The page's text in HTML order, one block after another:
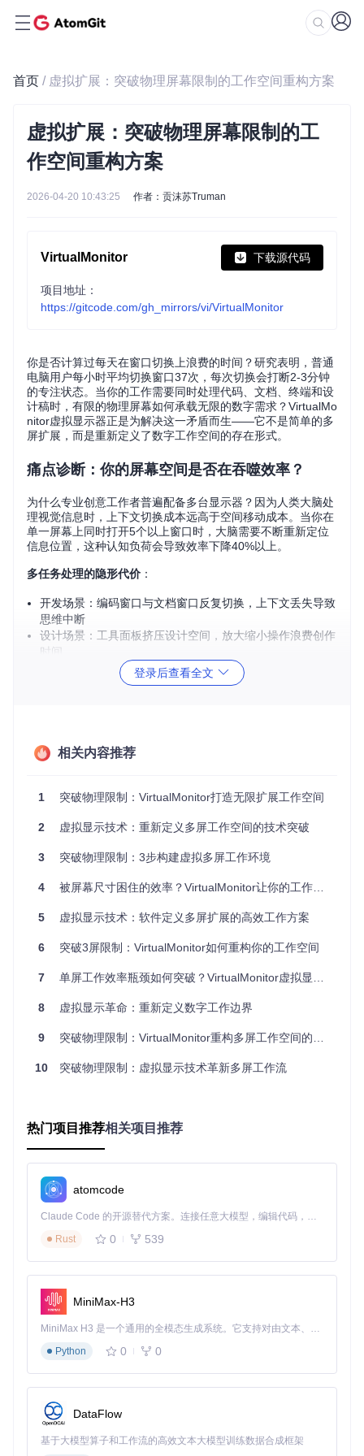
首页 / 虚拟扩展：突破物理屏幕限制的工作空间重构方案
虚拟扩展：突破物理屏幕限制的工
作空间重构方案
2026-04-20 10:43:25 作者：贡沫苏Truman
VirtualMonitor 下载源代码
项目地址：
https://gitcode.com/gh_mirrors/vi/VirtualMonitor
你是否计算过每天在窗口切换上浪费的时间？研究表明，普通
电脑用户每小时平均切换窗口37次，每次切换会打断2-3分钟
的专注状态。当你的工作需要同时处理代码、文档、终端和设
计稿时，有限的物理屏幕如何承载无限的数字需求？VirtualMo
nitor虚拟显示器正是为解决这一矛盾而生——它不是简单的多
屏扩展，而是重新定义了数字工作空间的存在形式。
痛点诊断：你的屏幕空间是否在吞噬效率？
为什么专业创意工作者普遍配备多台显示器？因为人类大脑处
理视觉信息时，上下文切换成本远高于空间移动成本。当你在
单一屏幕上同时打开5个以上窗口时，大脑需要不断重新定位
信息位置，这种认知负荷会导致效率下降40%以上。
多任务处理的隐形代价 ：
开发场景：编码窗口与文档窗口反复切换，上下文丢失导致
思维中断
设计场景：工具面板挤压设计空间，放大缩小操作浪费创作
时间
数据场景：表格、图表、报告无法并列对比，分析维度受限
技术解构：如何让软件创造"物理级"显示体验？
面模拟真实显示器设备。这与传统的窗口分割工具有着本质区
别——它不是简单的界面划分，而是让系统真正识别出多个独
立显示器。
互，核心层处理资源分配，设备层模拟硬件行为。这种分层设
区分其差异。
关键技术优势：
系统级集成：被操作系统识别为真实硬件，支持完整分辨率
资源智能调度：动态分配GPU和内存资源，避免传统多屏的
跨平台兼容：通过抽象层实现Windows、Linux、macOS全
如何通过虚拟扩展提升信息密集型工作效率？
数据分析、内容创作等信息密集型任务需要同时展示多个信息
源。VirtualMonitor允许你创建专门的"数据监控屏"，将实时数
据仪表板、参考文档和分析工具固定在独立虚拟空间，主屏幕
专注于核心操作。
景创建独立的显示配置文件，一键切换开发、写作或会议模
式。
如何实现创意工作的无缝工作流？
设计、视频编辑等创意工作对屏幕空间有特殊需求。通过Virtu
alMonitor，你可以将工具栏、素材库和预览窗口分布在不同虚
拟显示器，主工作区保持最大可用空间。更重要的是，虚拟显
示器支持色彩校准，确保设计作品的色彩一致性。
如何通过空间隔离提升多任务处理能力？
研究表明，物理空间隔离能显著提升多任务处理效率。Virtual
Monitor允许你为不同项目创建独立的虚拟显示组，当切换项
登录后查看全文
相关内容推荐
1 突破物理限制：VirtualMonitor打造无限扩展工作空间
2 虚拟显示技术：重新定义多屏工作空间的技术突破
3 突破物理限制：3步构建虚拟多屏工作环境
4 被屏幕尺寸困住的效率？VirtualMonitor让你的工作空间突破物理限制
5 虚拟显示技术：软件定义多屏扩展的高效工作方案
6 突破3屏限制：VirtualMonitor如何重构你的工作空间
7 单屏工作效率瓶颈如何突破？VirtualMonitor虚拟显示器让你的数字空间无限扩展
8 虚拟显示革命：重新定义数字工作边界
9 突破物理限制：VirtualMonitor重构多屏工作空间的技术革新
10 突破物理限制：虚拟显示技术革新多屏工作流
热门项目推荐相关项目推荐
atomcode
Claude Code 的开源替代方案。连接任意大模型，编辑代码，运行命令，自动验证 — 全自动执行。用 Rust 构建，极致性能。 ｜ An open-source alternative to Claude Code. Connect any LLM, edit code, run commands, and verify changes — autonomously. Built in Rust for speed. Get Started
Rust
0 539
MiniMax-H3
MiniMax H3 是一个通用的全模态生成系统。它支持对由文本、图像、视频和音频组成的多模态上下文进行统一理解，并能生成分辨率高达 2K、时长可达 15 秒的带原生立体声音频的视频。得益于面向任务泛化的系统设计，H3 在预训练阶段就已具备广泛的多模态上下文理解与生成能力，能够出色地执行复杂的多模态指令。
Python
0 0
DataFlow
基于大模型算子和工作流的高效文本大模型训练数据合成框架